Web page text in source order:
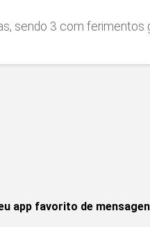
sendo 3 com ferimentos
app favorito de